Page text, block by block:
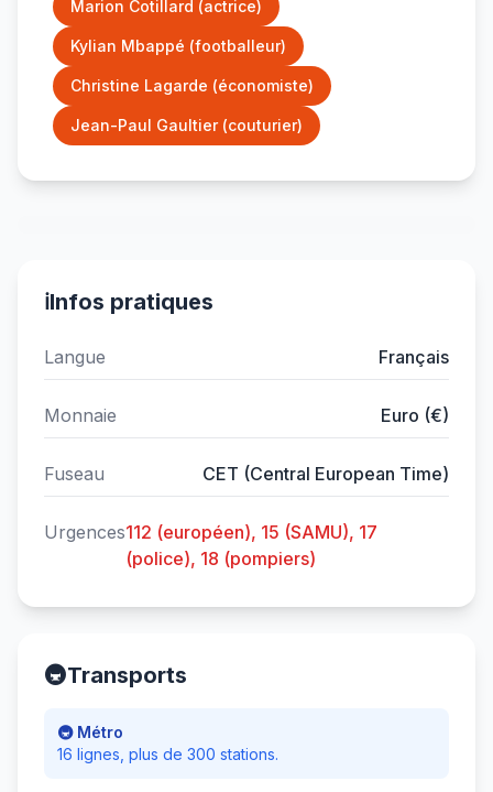
Marion Cotillard (actrice)
Kylian Mbappé (footballeur)
Christine Lagarde (économiste)
Jean-Paul Gaultier (couturier)
ℹ️Infos pratiques
Langue Français
Monnaie Euro (€)
Fuseau CET (Central European Time)
Urgences112 (européen), 15 (SAMU), 17
(police), 18 (pompiers)
🚇Transports
🚇 Métro
16 lignes, plus de 300 stations.